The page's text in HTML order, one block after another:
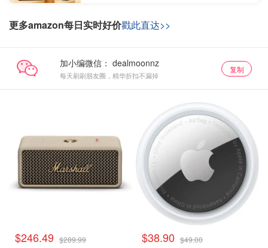
更多amazon每日实时好价戳此直达>>
加小编微信：
每天刷刷朋友圈，精华折扣不漏掉
复制
$246.49 $289.99 $38.90 $49.00